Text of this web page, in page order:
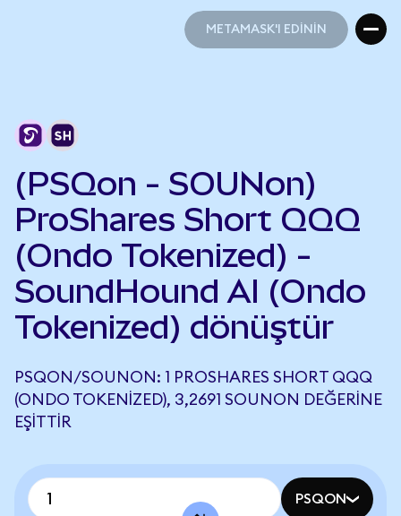
METAMASK'I EDİNİN
(PSQon - SOUNon)
ProShares Short QQQ
(Ondo Tokenized) -
SoundHound AI (Ondo
Tokenized) dönüştür
PSQON/SOUNON: 1 PROSHARES SHORT QQQ
(ONDO TOKENIZED), 3,2691 SOUNON DEĞERINE
EŞITTIR
PSQON